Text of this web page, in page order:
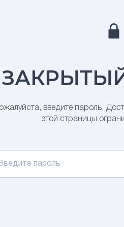
введите пароль.
этой страницы